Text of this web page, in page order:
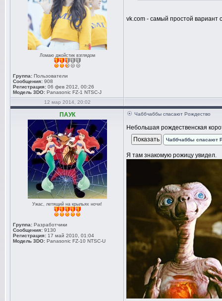
Ломаю джойстик взглядом
Группа: Пользователи
Сообщения: 908
Регистрация: 06 фев 2012, 00:26
Модель 3DO: Panasonic FZ-1 NTSC-J
vk.com - самый простой
12 мар 2014, 20:02
ПАУК
Ужас, летящий на крыльях ночи!
Группа: Разработчики
Сообщения: 9130
Регистрация: 17 май 2010, 01:04
Модель 3DO: Panasonic FZ-10 NTSC-U
Чаббчаббы спасают Рождество
Небольшая рождественская
Чаббчаббы спасают
Я там знакомую рожицу увидел.